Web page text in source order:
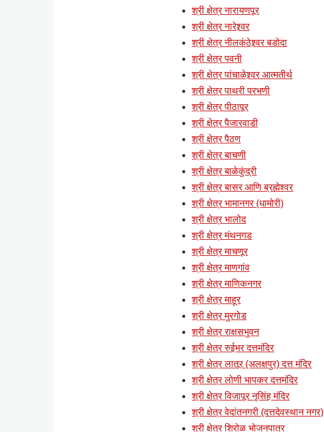
श्री क्षेत्र नारायणपूर
श्री क्षेत्र नारेश्र्वर
श्री क्षेत्र नीलकंठेश्र्वर बडोदा
श्री क्षेत्र पवनी
श्री क्षेत्र पांचाळेश्र्वर आत्मतीर्थ
श्री क्षेत्र पाथरी परभणी
श्री क्षेत्र पीठापूर
श्री क्षेत्र पैजारवाडी
श्री क्षेत्र पैठण
श्री क्षेत्र बाचणी
श्री क्षेत्र बाळेकुंद्री
श्री क्षेत्र बासर आणि ब्रह्मेश्वर
श्री क्षेत्र भामानगर (धामोरी)
श्री क्षेत्र भालोद
श्री क्षेत्र मंथनगड
श्री क्षेत्र माचणूर
श्री क्षेत्र माणगांव
श्री क्षेत्र माणिकनगर
श्री क्षेत्र माहूर
श्री क्षेत्र मुरगोड
श्री क्षेत्र राक्षसभुवन
श्री क्षेत्र रुईभर दत्तमंदिर
श्री क्षेत्र लातूर (अलक्षपुर) दत्त मंदिर
श्री क्षेत्र लोणी भापकर दत्तमंदिर
श्री क्षेत्र विजापूर नृसिंह मंदिर
श्री क्षेत्र वेदांतनगरी (दत्तदेवस्थान नगर)
श्री क्षेत्र शिरोळ भोजनपात्र